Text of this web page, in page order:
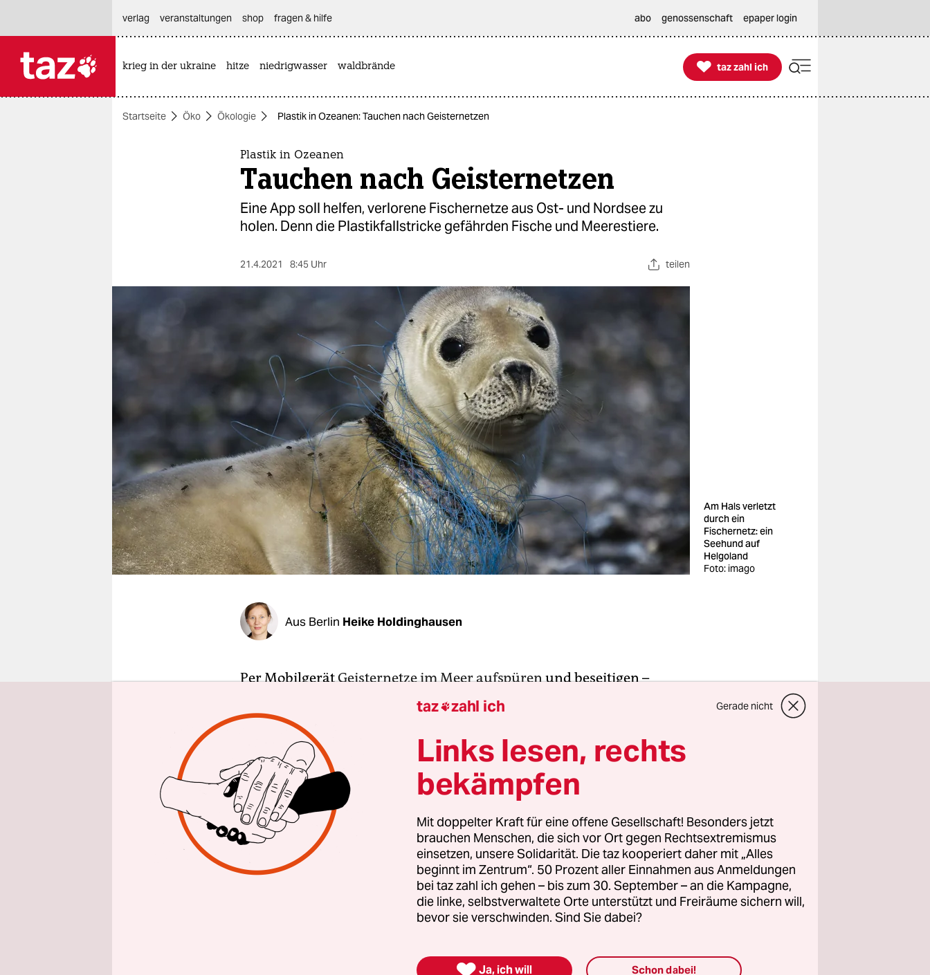
themen
berlin
nord
verlag
verlag
veranstaltungen
shop
fragen & hilfe
unterstützen
abo
verlag
veranstaltungen shop fragen & hilfe abo genossenschaft epaper login
krieg in der ukraine hitze niedrigwasser waldbrände 
taz zahl ich
taz zahl ich
Startseite Öko Ökologie Plastik in Ozeanen: Tauchen nach Geisternetzen
Plastik in Ozeanen
Tauchen nach Geisternetzen
Eine App soll helfen, verlorene Fischernetze aus Ost- und Nordsee zu
holen. Denn die Plastikfallstricke gefährden Fische und Meerestiere.
21.4.2021 8:45 Uhr teilen
Am Hals verletzt
durch ein
Fischernetz: ein
Seehund auf
Helgoland
Foto: imago
Aus Berlin Heike Holdinghausen
Per MobilgerätGeisternetze im Meer aufspürenund beseitigen –
daran werkelt die Naturschutzorganisation WWF schon lange. In
diesem Frühjahr ist die App nun startklar und steht für Hobbytaucher
an den üblichen Stores bereit.
Geisternetze sind verloren gegangene „Fischereigeräte“ aus Plastik.
Äußerst haltbar machen sie etwa 10 Prozent des globalen Meeresmülls
aus. Meerestiere verfangen sich in den teils mehrere hundert Meter
langen Netzen und verenden elend.
taz zahl ich Gerade nicht
Links lesen, rechts
bekämpfen
Mit doppelter Kraft für eine offene Gesellschaft! Besonders jetzt
brauchen Menschen, die sich vor Ort gegen Rechtsextremismus
einsetzen, unsere Solidarität. Die taz kooperiert daher mit „Alles
beginnt im Zentrum“. 50 Prozent aller Einnahmen aus Anmeldungen
bei taz zahl ich gehen – bis zum 30. September – an die Kampagne,
die linke, selbstverwaltete Orte unterstützt und Freiräume sichern will,
bevor sie verschwinden. Sind Sie dabei?
 Ja, ich will Schon dabei!